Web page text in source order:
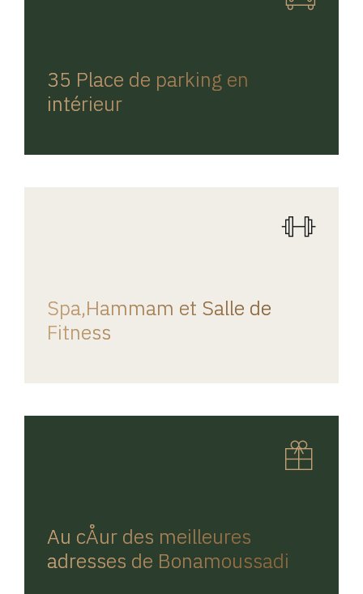
35 Place de parking en
intérieur
Spa,Hammam et Salle de
Fitness
Au cÅur des meilleures
adresses de Bonamoussadi